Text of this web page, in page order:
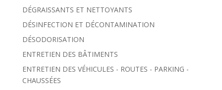
DÉGRAISSANTS ET NETTOYANTS
DÉSINFECTION ET DÉCONTAMINATION
DÉSODORISATION
ENTRETIEN DES BÂTIMENTS
ENTRETIEN DES VÉHICULES - ROUTES - PARKING -
CHAUSSÉES